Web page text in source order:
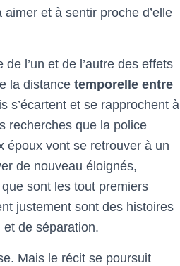
aimer et à sentir proche d’elle
l’un et de l’autre des effets
la distance temporelle entre
s’écartent et se rapprochent à
recherches que la police
époux vont se retrouver à un
de nouveau éloignés,
sont les tout premiers
justement sont des histoires
et de séparation.
Mais le récit se poursuit